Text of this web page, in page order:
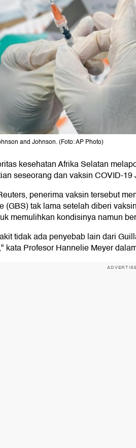
and Johnson. (Foto: AP Photo)
kesehatan Afrika Selatan
seseorang dan vaksin COVID-
penerima vaksin tersebut
(GBS) tak lama setelah diberi
memulihkan kondisinya namun
tidak ada penyebab lain dari
kata Profesor Hannelie Meyer